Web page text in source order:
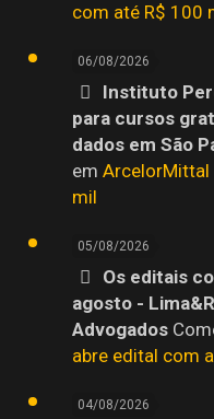
com até R$ 100
06/08/2026
Instituto
para cursos
dados em São
em ArcelorMittal
mil
05/08/2026
Os editais
agosto -
Advogados
abre edital com
04/08/2026